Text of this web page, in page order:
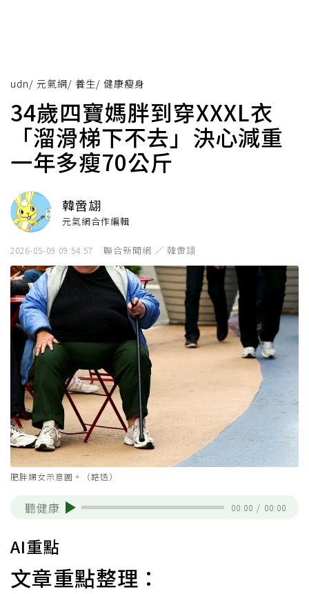
udn/ 元氣網/ 養生/ 健康瘦身
34歲四寶媽胖到穿XXXL衣
「溜滑梯下不去」決心減重
一年多瘦70公斤
韓啻翃
元氣網合作編輯
2026-05-09 09:54:57 聯合新聞網 ／ 韓啻翃
肥胖婦女示意圖。（路透）
聽健康 00:00 / 00:00
AI重點
文章重點整理：